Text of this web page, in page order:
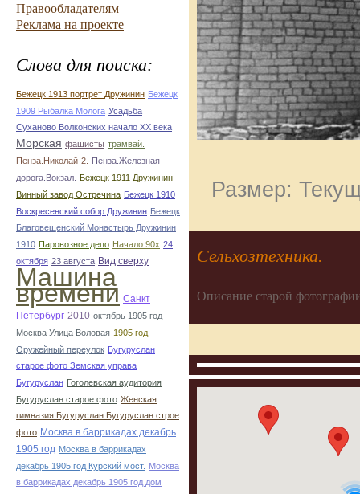
Правообладателям
Реклама на проекте
Слова для поиска:
Бежецк 1913 портрет Дружинин Бежецк
1909 Рыбалка Молога Усадьба
Суханово Волконских начало ХХ века
Морская фашисты трамвай.
Пенза.Николай-2.
Пенза.Железная
дорога.Вокзал. Бежецк 1911 Дружинин
Винный завод Остречина Бежецк 1910
Воскресенский собор Дружинин Бежецк
Благовещенский Монастырь Дружинин
1910 Паровозное депо Начало 90х 24
октября 23 августа Вид сверху
Машина
времени Санкт
Петербург 2010 октябрь 1905 год
Москва Улица Воловая 1905 год
Оружейный переулок Бугуруслан
старое фото Земская управа
Бугуруслан Гоголевская аудитория
Бугуруслан старое фото Женская
гимназия Бугуруслан Бугуруслан строе
фото Москва в баррикадах декабрь
1905 год Москва в баррикадах
декабрь 1905 год Курский мост. Москва
в баррикадах декабрь 1905 год дом
Размер:
Сельхозтехника.
Описание старой